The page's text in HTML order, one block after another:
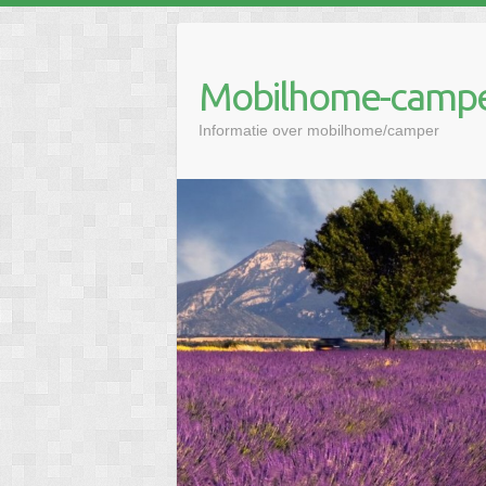
Mobilhome-
Informatie over mobilhome/camper